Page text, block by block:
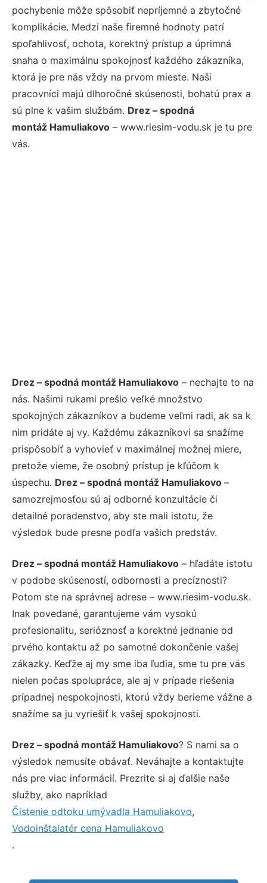
pochybenie môže spôsobiť nepríjemné a zbytočné
komplikácie. Medzi naše firemné hodnoty patrí
spoľahlivosť, ochota, korektný prístup a úprimná
snaha o maximálnu spokojnosť každého zákazníka,
ktorá je pre nás vždy na prvom mieste. Naši
pracovníci majú dlhoročné skúsenosti, bohatú prax a
sú plne k vašim službám. Drez – spodná
montáž Hamuliakovo – www.riesim-vodu.sk je tu pre
vás.
Drez – spodná montáž Hamuliakovo – nechajte to na
nás. Našimi rukami prešlo veľké množstvo
spokojných zákazníkov a budeme veľmi radi, ak sa k
nim pridáte aj vy. Každému zákazníkovi sa snažíme
prispôsobiť a vyhovieť v maximálnej možnej miere,
pretože vieme, že osobný prístup je kľúčom k
úspechu. Drez – spodná montáž Hamuliakovo –
samozrejmosťou sú aj odborné konzultácie či
detailné poradenstvo, aby ste mali istotu, že
výsledok bude presne podľa vašich predstáv.
Drez – spodná montáž Hamuliakovo – hľadáte istotu
v podobe skúseností, odbornosti a precíznosti?
Potom ste na správnej adrese – www.riesim-vodu.sk.
Inak povedané, garantujeme vám vysokú
profesionalitu, serióznosť a korektné jednanie od
prvého kontaktu až po samotné dokončenie vašej
zákazky. Keďže aj my sme iba ľudia, sme tu pre vás
nielen počas spolupráce, ale aj v prípade riešenia
prípadnej nespokojnosti, ktorú vždy berieme vážne a
snažíme sa ju vyriešiť k vašej spokojnosti.
Drez – spodná montáž Hamuliakovo? S nami sa o
výsledok nemusíte obávať. Neváhajte a kontaktujte
nás pre viac informácií. Prezrite si aj ďalšie naše
služby, ako napríklad
Čistenie odtoku umývadla Hamuliakovo,
Vodoinštalatér cena Hamuliakovo
.